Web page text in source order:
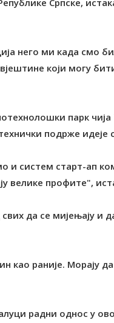
Српске,
него ми када смо
који могу
парк
подрже идеје
и систем старт-ап
велике профите",
да се мијењају и
раније. Морају
радни однос у